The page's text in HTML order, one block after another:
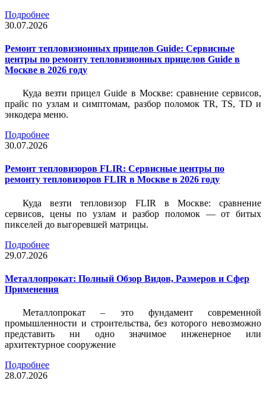
Подробнее
30.07.2026
Ремонт тепловизионных прицелов Guide: Сервисные
центры по ремонту тепловизионных прицелов Guide в
Москве в 2026 году
Куда везти прицел Guide в Москве: сравнение сервисов,
прайс по узлам и симптомам, разбор поломок TR, TS, TD и
энкодера меню.
Подробнее
30.07.2026
Ремонт тепловизоров FLIR: Сервисные центры по
ремонту тепловизоров FLIR в Москве в 2026 году
Куда везти тепловизор FLIR в Москве: сравнение
сервисов, цены по узлам и разбор поломок — от битых
пикселей до выгоревшей матрицы.
Подробнее
29.07.2026
Металлопрокат: Полный Обзор Видов, Размеров и Сфер
Применения
Металлопрокат – это фундамент современной
промышленности и строительства, без которого невозможно
представить ни одно значимое инженерное или
архитектурное сооружение
Подробнее
28.07.2026